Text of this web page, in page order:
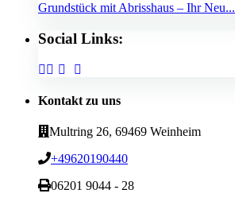
Grundstück mit Abrisshaus – Ihr Neu...
Social Links:
Kontakt zu uns
Multring 26, 69469 Weinheim
+49620190440
06201 9044 - 28